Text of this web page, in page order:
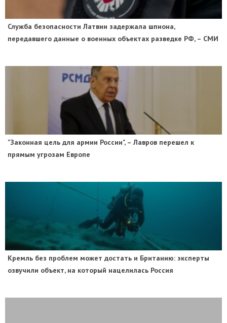
Служба безопасности Латвии задержала шпиона,
передавшего данные о военных объектах разведке РФ, – СМИ
"Законная цель для армии России", – Лавров перешел к
прямым угрозам Европе
​Кремль без проблем может достать и Британию: эксперты
озвучили объект, на который нацелилась Россия